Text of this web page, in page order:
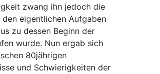
zwang ihn jedoch die
eigentlichen Aufgaben
zu dessen Beginn der
wurde. Nun ergab sich
80jährigen
und Schwierigkeiten der